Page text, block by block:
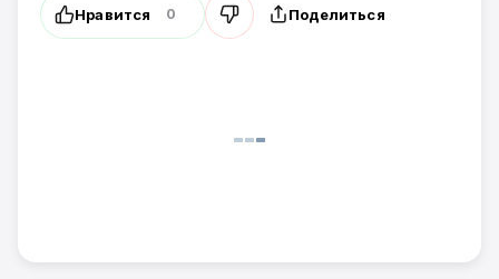
Нравится 0 Поделиться